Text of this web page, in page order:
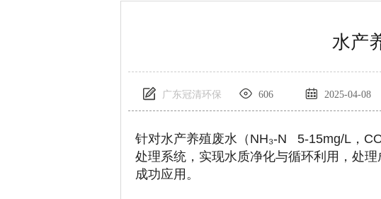
水产
广东冠清环保 606 2025-04-08
针对水产养殖废水（NH₃-N 5-15mg/L，
处理系统，实现水质净化与循环利用，处
成功应用。